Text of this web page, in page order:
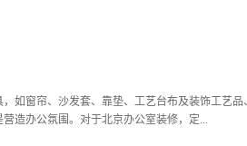
息能够持久的存在，显示古典和优雅的办公环境
大程度上调动员工的创意灵感。绿色电脑桌面效
富有温馨浪漫的情调。紧张之余的工作压力，
如窗帘、沙发套、靠垫、工艺台布及装饰工艺
造办公氛围。对于北京办公室装修，定...